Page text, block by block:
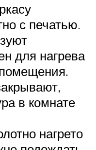
с печатью.
для нагрева
в комнате
нагрето